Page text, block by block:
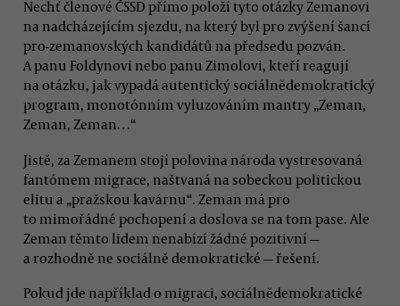
Nechť členové ČSSD přímo položí tyto otázky Zemanovi
na nadcházejícím sjezdu, na který byl pro zvýšení šancí
pro-zemanovských kandidátů na předsedu pozván.
A panu Foldynovi nebo panu Zimolovi, kteří reagují
na otázku, jak vypadá autentický sociálnědemokratický
program, monotónním vyluzováním mantry „Zeman,
Zeman, Zeman…“
Jistě, za Zemanem stojí polovina národa vystresovaná
fantómem migrace, naštvaná na sobeckou politickou
elitu a „pražskou kavárnu“. Zeman má pro
to mimořádné pochopení a doslova se na tom pase. Ale
Zeman těmto lidem nenabízí žádné pozitivní —
a rozhodně ne sociálně demokratické — řešení.
Pokud jde například o migraci, sociálnědemokratické